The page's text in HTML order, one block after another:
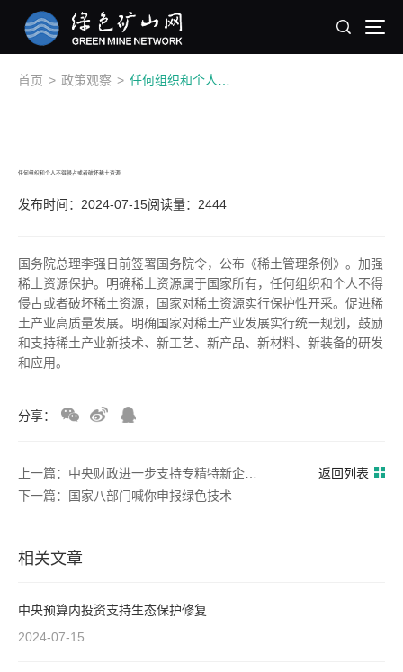
首页 > 政策观察 >
任何组织和个人不得侵占或者破坏稀土资源
发布时间：2024-07-15阅读量：2444
国务院总理李强日前签署国务院令，公布《稀土管理条例》。加强
稀土资源保护。明确稀土资源属于国家所有，任何组织和个人不得
侵占或者破坏稀土资源，国家对稀土资源实行保护性开采。促进稀
土产业高质量发展。明确国家对稀土产业发展实行统一规划，鼓励
和支持稀土产业新技术、新工艺、新产品、新材料、新装备的研发
和应用。
分享：
返回列表
下一篇：国家八部门喊你申报绿色技术
相关文章
中央预算内投资支持生态保护修复
2024-07-15